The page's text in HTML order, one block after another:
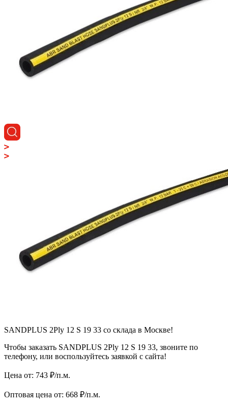
SANDPLUS 2Ply 12 S 19 33 со склада в Москве!
Чтобы заказать SANDPLUS 2Ply 12 S 19 33, звоните по
телефону, или воспользуйтесь заявкой с сайта!
Цена от: 743 ₽/п.м.
Оптовая цена от: 668 ₽/п.м.